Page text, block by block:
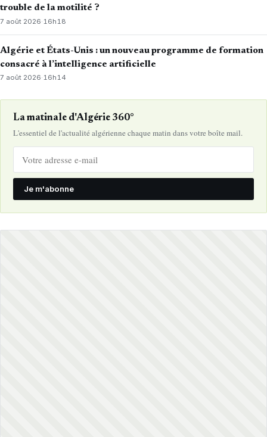
trouble de la motilité ?
7 août 2026·16h18
Algérie et États-Unis : un nouveau programme de formation
consacré à l’intelligence artificielle
7 août 2026·16h14
La matinale d'Algérie 360°
L'essentiel de l'actualité algérienne chaque matin dans votre boîte mail.
Je m'abonne